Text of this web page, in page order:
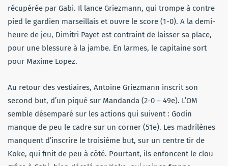
récupérée par Gabi. Il lance Griezmann, qui trompe à contre
pied le gardien marseillais et ouvre le score (1-0). A la demi-
heure de jeu, Dimitri Payet est contraint de laisser sa place,
pour une blessure à la jambe. En larmes, le capitaine sort
pour Maxime Lopez.
Au retour des vestiaires, Antoine Griezmann inscrit son
second but, d’un piqué sur Mandanda (2-0 – 49e). L’OM
semble désemparé sur les actions qui suivent : Godin
manque de peu le cadre sur un corner (51e). Les madrilènes
manquent d’inscrire le troisième but, sur un centre tir de
Koke, qui finit de peu à côté. Pourtant, ils enfoncent le clou